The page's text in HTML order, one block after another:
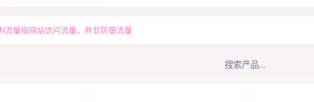
流量指网站访问流量，并非防御流量